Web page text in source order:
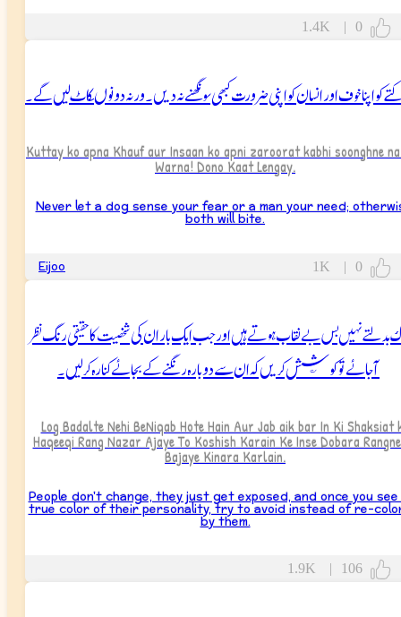
1.4K | 0
کو اپنا خوف اور انسان کو اپنی ضرورت کبھی سونگھنے نہ دیں۔ ورنہ دونوںکاٹ لیں گے۔
Kuttay ko apna Khauf aur Insaan ko apni zaroorat kabhi soonghne
Warna! Dono Kaat Lengay.
Never let a dog sense your fear or a man your need;
both will bite.
Eijoo 1K | 0
بدلتے نہیں بس بے نقاب ہوتے ہیں اور جب ایک بار ان کی شخصیت کا حقیقی رنگ نظر
آجائے تو کوشش کریں کہ ان سے دوبارہ رنگنے کےبجائےکنارہ کرلیں۔
Log Badalte Nehi BeNiqab Hote Hain Aur Jab aik bar In Ki Shaksiat
Haqeeqi Rang Nazar Ajaye To Koshish Karain Ke Inse Dobara
Bajaye Kinara Karlain.
People don't change, they just get exposed, and once you
true color of their personality, try to avoid instead of re-
by them.
1.9K | 106